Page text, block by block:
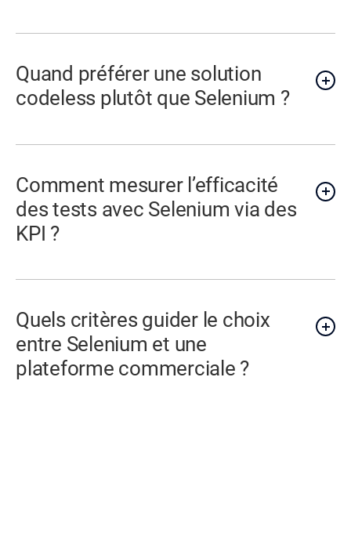
Quand préférer une solution
codeless plutôt que Selenium ?
Comment mesurer l’efficacité
des tests avec Selenium via des
KPI ?
Quels critères guider le choix
entre Selenium et une
plateforme commerciale ?